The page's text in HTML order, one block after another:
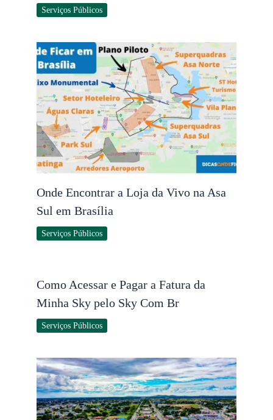
Serviços Públicos
Onde Encontrar a Loja da Vivo na Asa
Sul em Brasília
Serviços Públicos
Como Acessar e Pagar a Fatura da
Minha Sky pelo Sky Com Br
Serviços Públicos